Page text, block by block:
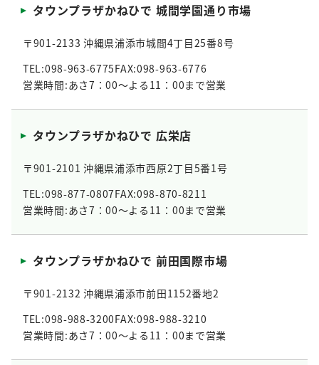
タウンプラザかねひで 城間学園通り市場
〒901-2133 沖縄県浦添市城間4丁目25番8号
TEL:098-963-6775FAX:098-963-6776
営業時間:あさ7：00～よる11：00まで営業
タウンプラザかねひで 広栄店
〒901-2101 沖縄県浦添市西原2丁目5番1号
TEL:098-877-0807FAX:098-870-8211
営業時間:あさ7：00～よる11：00まで営業
タウンプラザかねひで 前田国際市場
〒901-2132 沖縄県浦添市前田1152番地2
TEL:098-988-3200FAX:098-988-3210
営業時間:あさ7：00～よる11：00まで営業